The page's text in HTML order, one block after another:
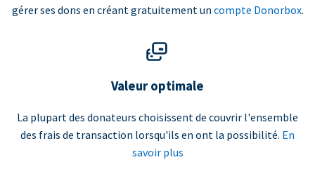
gérer ses dons en créant gratuitement un compte Donorbox.
Valeur optimale
La plupart des donateurs choisissent de couvrir l'ensemble
des frais de transaction lorsqu'ils en ont la possibilité. En
savoir plus